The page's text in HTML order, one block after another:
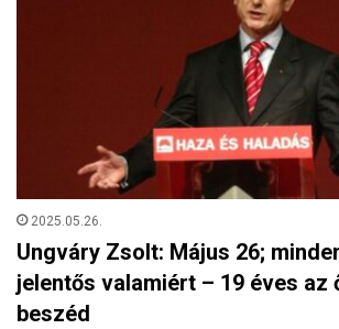
2025.05.26.
Ungváry Zsolt: Május 26;
jelentős valamiért – 19 éves az
beszéd